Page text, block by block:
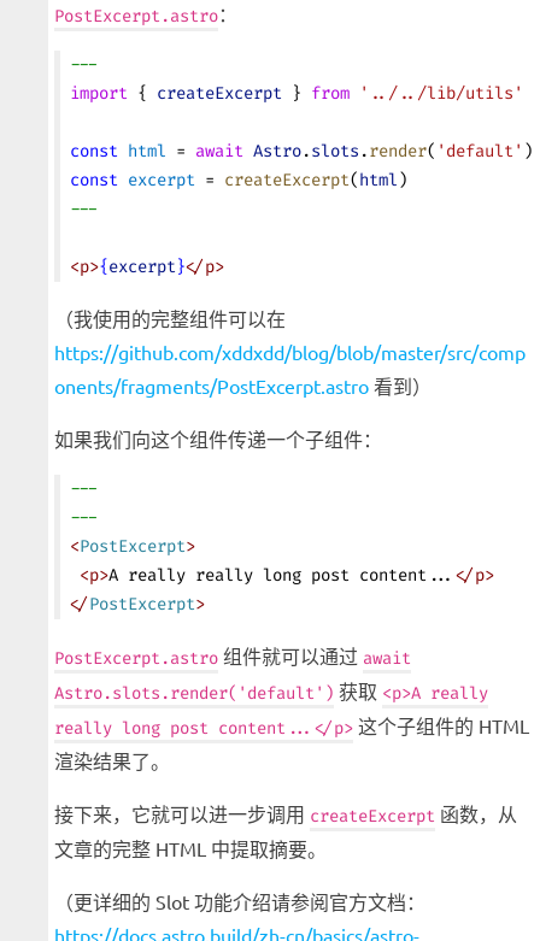
PostExcerpt.astro：
---
import { createExcerpt } from '../../lib/utils'
const html = await Astro.slots .render( 'default' )
const excerpt = createExcerpt(html)
---
<p>{excerpt}</p>
（我使用的完整组件可以在
https://github.com/xddxdd/blog/blob/master/src/comp
onents/fragments/PostExcerpt.astro 看到）
如果我们向这个组件传递一个子组件：
---
---
<PostExcerpt>
<p>A really really long post content... </p>
</PostExcerpt>
PostExcerpt.astro 组件就可以通过 await
Astro.slots.render('default') 获取 <p>A really
really long post content...</p> 这个子组件的 HTML
渲染结果了。
接下来，它就可以进一步调用 createExcerpt 函数，从
文章的完整 HTML 中提取摘要。
（更详细的 Slot 功能介绍请参阅官方文档：
https://docs.astro.build/zh-cn/basics/astro-